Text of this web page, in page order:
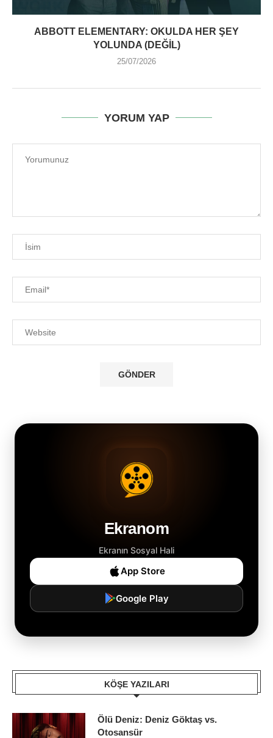
ABBOTT ELEMENTARY: OKULDA HER ŞEY
YOLUNDA (DEĞIL)
25/07/2026
YORUM YAP
Ekranom
Ekranın Sosyal Hali
App Store
Google Play
KÖŞE YAZILARI
Ölü Deniz: Deniz Göktaş vs.
Otosansür